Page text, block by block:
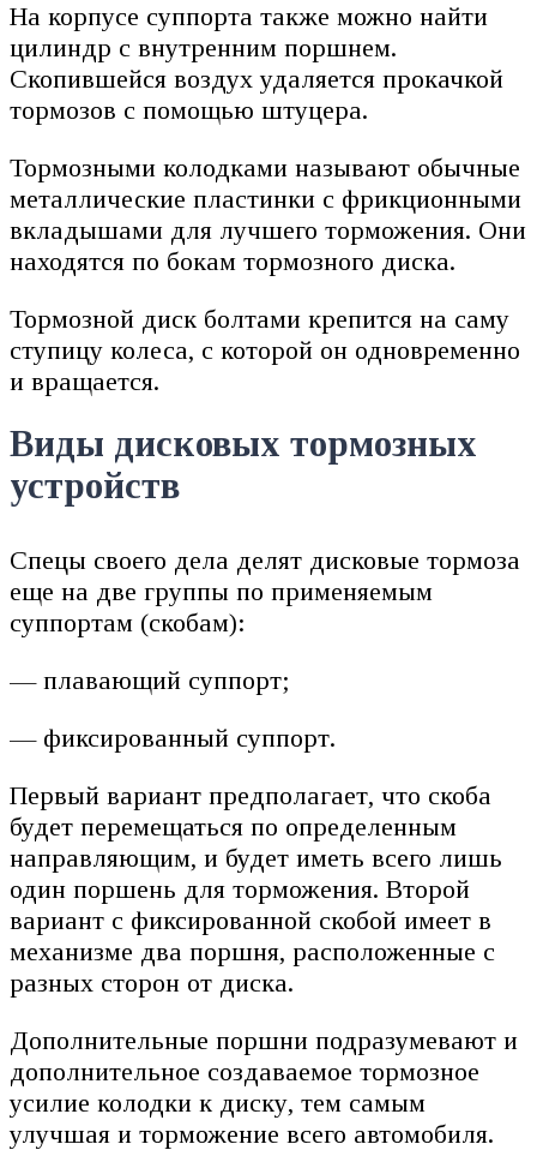
На корпусе суппорта также можно найти
цилиндр с внутренним поршнем.
Скопившейся воздух удаляется прокачкой
тормозов с помощью штуцера.
Тормозными колодками называют обычные
металлические пластинки с фрикционными
вкладышами для лучшего торможения. Они
находятся по бокам тормозного диска.
Тормозной диск болтами крепится на саму
ступицу колеса, с которой он одновременно
и вращается.
Виды дисковых тормозных
устройств
Спецы своего дела делят дисковые тормоза
еще на две группы по применяемым
суппортам (скобам):
— плавающий суппорт;
— фиксированный суппорт.
Первый вариант предполагает, что скоба
будет перемещаться по определенным
направляющим, и будет иметь всего лишь
один поршень для торможения. Второй
вариант с фиксированной скобой имеет в
механизме два поршня, расположенные с
разных сторон от диска.
Дополнительные поршни подразумевают и
дополнительное создаваемое тормозное
усилие колодки к диску, тем самым
улучшая и торможение всего автомобиля.